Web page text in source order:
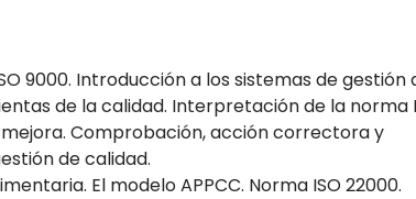
9000. Introducción a los sistemas de gestión
de la calidad. Interpretación de la norma
mejora. Comprobación, acción correctora y
de calidad.
El modelo APPCC. Norma ISO 22000.